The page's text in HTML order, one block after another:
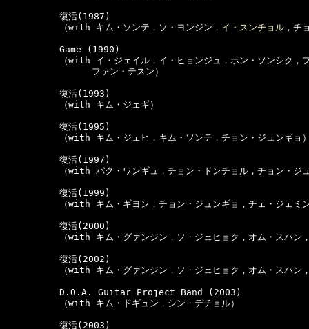
復活(1987)
（with キム・ソンテ，ソ・ヨンジン， イ・スンチョル ，チ
Game (1990)
（with イ・ジェイル，イ・ヒョンジュ，ホン・ソンシク，フ
ファン・テスン）
復活(1993)
（with キム・ジェギ）
復活(1995)
（with キム・ジェヒ，キム・ソンテ，チョン・ジュンギョ
復活(1997)
（with パク・ワンギュ，チョン・ドンチョル，チョン・ジュ
復活(1999)
（with キム・ギヨン，チョン・ジュンギョ，チェ・ジェミン
復活(2000)
（with キム・グァンジン，ソ・ジェヒョク，オム・スハン，
復活(2002)
（with キム・グァンジン，ソ・ジェヒョク，オム・スハン
D.O.A. Guitar Project Band (2003)
（with キム・ドギュン，シン・デチョル）
復活(2003)